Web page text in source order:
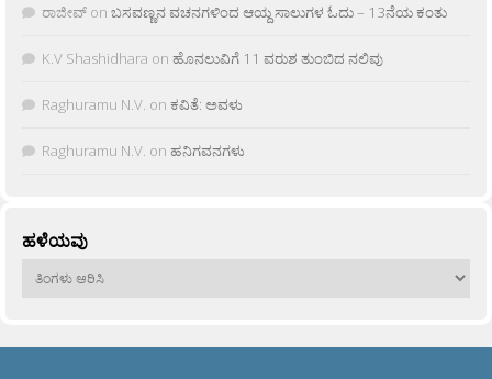
ರಾಜೀವ್ on ಬಸವಣ್ಣನ ವಚನಗಳಿಂದ ಆಯ್ದ ಸಾಲುಗಳ ಓದು – 13ನೆಯ ಕಂತು
K.V Shashidhara on ಹೊನಲುವಿಗೆ 11 ವರುಶ ತುಂಬಿದ ನಲಿವು
Raghuramu N.V. on ಕವಿತೆ: ಅವಳು
Raghuramu N.V. on ಹನಿಗವನಗಳು
ಹಳೆಯವು
ಹಳೆಯವು